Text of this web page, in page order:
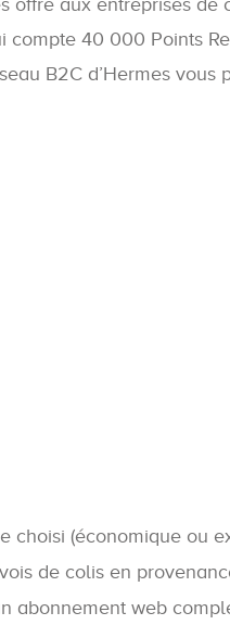
offre aux entreprises
40 000 Points
B2C d’Hermes
(économique ou
de colis en
abonnement web